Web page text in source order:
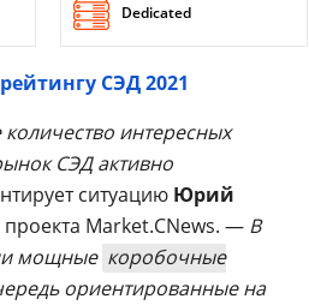
Dedicated
СЭД 2021
интересных
СЭД активно
ситуацию Юрий
проекта Market.CNews. — В
мощные коробочные
ориентированные на